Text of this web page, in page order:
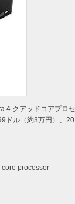
4 クアッドコアプロ
ル（約3万円）、
core processor